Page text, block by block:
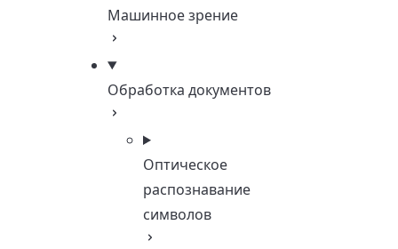
Машинное зрение
Обработка документов
Оптическое
распознавание
символов